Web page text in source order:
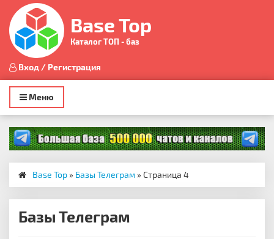
Base Top
Каталог ТОП - баз
Вход / Регистрация
Toggle
navigation
Меню
Base Top » Базы Телеграм » Страница 4
Базы Телеграм